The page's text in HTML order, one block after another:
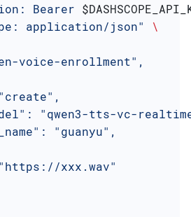
Bearer
application/json"
\
voice-enrollment",
"qwen3-tts-vc-
"guanyu",
xxx.wav"